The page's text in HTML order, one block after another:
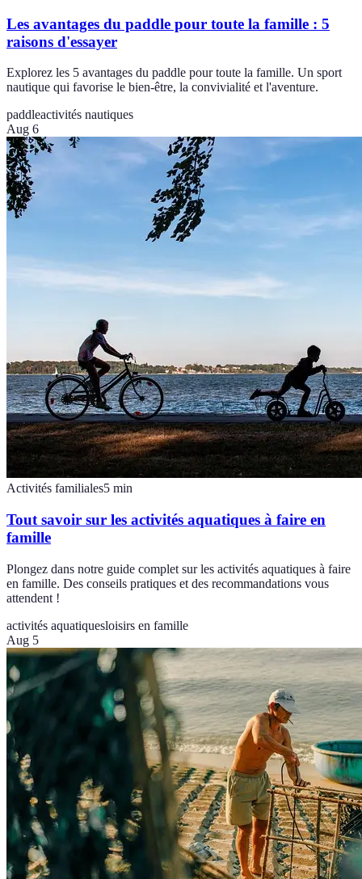
Les avantages du paddle pour toute la famille : 5
raisons d'essayer
Explorez les 5 avantages du paddle pour toute la famille. Un sport
nautique qui favorise le bien-être, la convivialité et l'aventure.
paddleactivités nautiques
Aug 6
Activités familiales5 min
Tout savoir sur les activités aquatiques à faire en
famille
Plongez dans notre guide complet sur les activités aquatiques à faire
en famille. Des conseils pratiques et des recommandations vous
attendent !
activités aquatiquesloisirs en famille
Aug 5